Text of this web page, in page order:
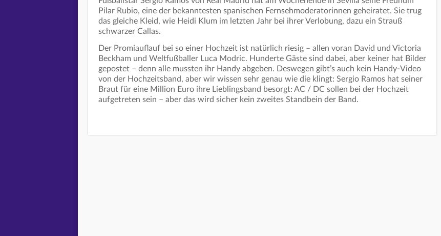
Pilar Rubio, eine der bekanntesten spanischen Fernsehmoderatorinnen geheiratet. Sie trug
das gleiche Kleid, wie Heidi Klum im letzten Jahr bei ihrer Verlobung, dazu ein Strauß
schwarzer Callas.
Der Promiauflauf bei so einer Hochzeit ist natürlich riesig – allen voran David und Victoria
Beckham und Weltfußballer Luca Modric. Hunderte Gäste sind dabei, aber keiner hat Bilder
gepostet – denn alle mussten ihr Handy abgeben. Deswegen gibt’s auch kein Handy-Video
von der Hochzeitsband, aber wir wissen sehr genau wie die klingt: Sergio Ramos hat seiner
Braut für eine Million Euro ihre Lieblingsband besorgt: AC / DC sollen bei der Hochzeit
aufgetreten sein – aber das wird sicher kein zweites Standbein der Band.